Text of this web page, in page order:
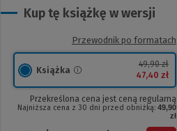
Kup tę książkę w wersji
Przewodnik po formatach
Książka
49,90 zł
47,40 zł
Przekreślona cena jest ceną regularną
Najniższa cena z 30 dni przed obniżką: 49,90
zł